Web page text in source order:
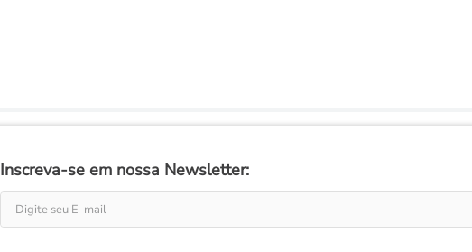
Inscreva-se em nossa Newsletter: